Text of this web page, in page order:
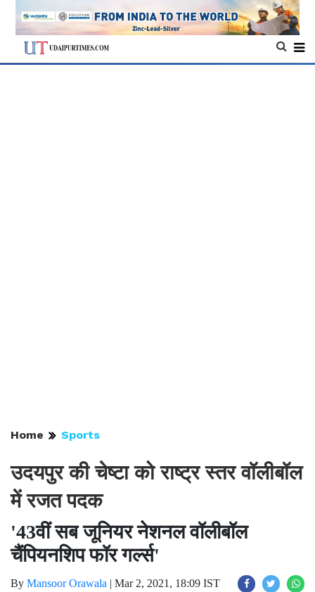
Home Sports
उदयपुर की चेष्टा को राष्ट्र स्तर वॉलीबॉल
में रजत पदक
'43वीं सब जूनियर नेशनल वॉलीबॉल
चैंपियनशिप फॉर गर्ल्स'
By Mansoor Orawala | Mar 2, 2021, 18:09 IST